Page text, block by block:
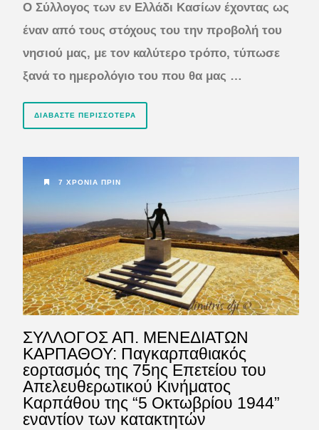
Ο Σύλλογος των εν Ελλάδι Κασίων έχοντας ως
έναν από τους στόχους του την προβολή του
νησιού μας, με τον καλύτερο τρόπο, τύπωσε
ξανά το ημερολόγιο του που θα μας …
ΔΙΑΒΆΣΤΕ ΠΕΡΙΣΣΌΤΕΡΑ
7 ΧΡΌΝΙΑ ΠΡΙΝ
ΣΥΛΛΟΓΟΣ ΑΠ. ΜΕΝΕΔΙΑΤΩΝ
ΚΑΡΠΑΘΟΥ: Παγκαρπαθιακός
εορτασμός της 75ης Επετείου του
Απελευθερωτικού Κινήματος
Καρπάθου της “5 Οκτωβρίου 1944”
εναντίον των κατακτητών